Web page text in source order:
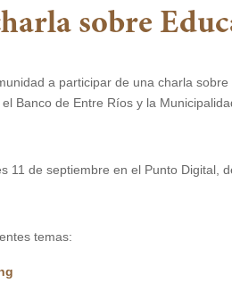
sobre
a participar de una charla
Banco de Entre Ríos y la
11 de septiembre en el Punto Digital,
temas: